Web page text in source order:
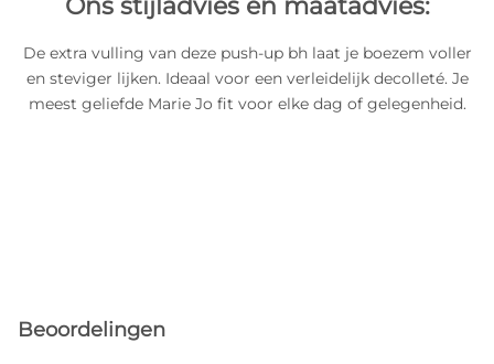
Ons stijladvies en maatadvies:
De extra vulling van deze push-up bh laat je boezem voller
en steviger lijken. Ideaal voor een verleidelijk decolleté. Je
meest geliefde Marie Jo fit voor elke dag of gelegenheid.
Beoordelingen